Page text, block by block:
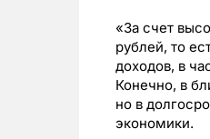
«За счет
рублей, то
доходов, в
Конечно, в
но в
экономики.